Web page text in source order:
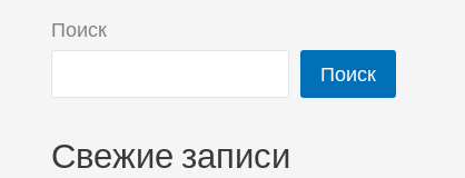
Поиск
Поиск
Свежие записи